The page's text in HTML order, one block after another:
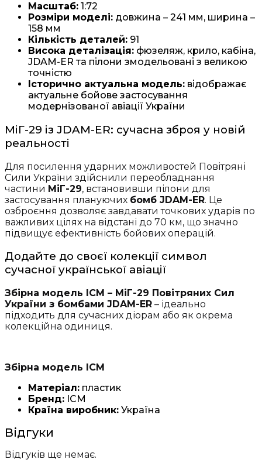
Масштаб: 1:72
Розміри моделі: довжина – 241 мм, ширина –
158 мм
Кількість деталей: 91
Висока деталізація: фюзеляж, крило, кабіна,
JDAM-ER та пілони змодельовані з великою
точністю
Історично актуальна модель: відображає
актуальне бойове застосування
модернізованої авіації України
МіГ-29 із JDAM-ER: сучасна зброя у новій
реальності
Для посилення ударних можливостей Повітряні
Сили України здійснили переобладнання
частини МіГ-29, встановивши пілони для
застосування плануючих бомб JDAM-ER. Це
озброєння дозволяє завдавати точкових ударів по
важливих цілях на відстані до 70 км, що значно
підвищує ефективність бойових операцій.
Додайте до своєї колекції символ
сучасної української авіації
Збірна модель ICM – МіГ-29 Повітряних Сил
України з бомбами JDAM-ER – ідеально
підходить для сучасних діорам або як окрема
колекційна одиниця.
Збірна модель ICM
Матеріал: пластик
Бренд: ICM
Країна виробник: Україна
Відгуки
Відгуків ще немає.